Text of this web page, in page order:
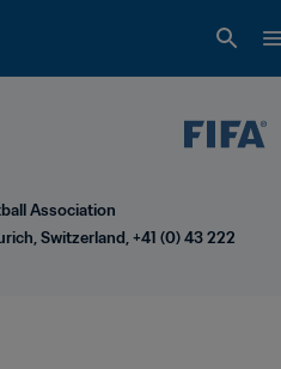
Association
Switzerland, +41 (0) 43 222